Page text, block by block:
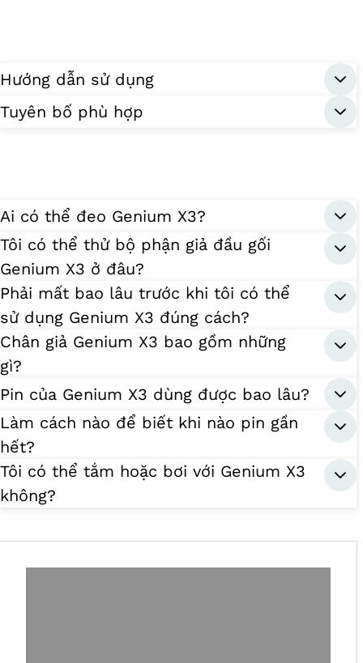
Hướng dẫn sử dụng
Tuyên bố phù hợp
Ai có thể đeo Genium X3?
Tôi có thể thử bộ phận giả đầu gối
Genium X3 ở đâu?
Phải mất bao lâu trước khi tôi có thể
sử dụng Genium X3 đúng cách?
Chân giả Genium X3 bao gồm những
gì?
Pin của Genium X3 dùng được bao lâu?
Làm cách nào để biết khi nào pin gần
hết?
Tôi có thể tắm hoặc bơi với Genium X3
không?